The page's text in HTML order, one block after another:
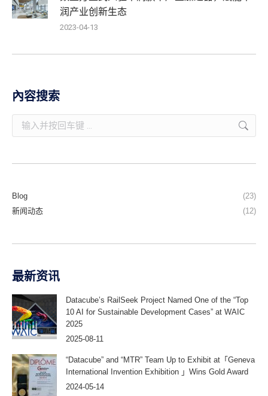
润产业创新生态
2023-04-13
內容搜索
Blog
(23)
新闻动态
(12)
最新资讯
Datacube’s RailSeek Project Named One of the “Top
10 AI for Sustainable Development Cases” at WAIC
2025
2025-08-11
“Datacube” and “MTR” Team Up to Exhibit at「Geneva
International Invention Exhibition 」Wins Gold Award
2024-05-14